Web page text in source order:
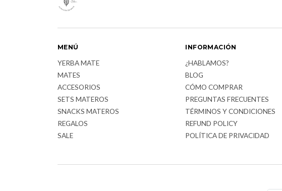
MENÚ
YERBA MATE
MATES
ACCESORIOS
SETS MATEROS
SNACKS MATEROS
REGALOS
SALE
INFORMACIÓN
¿HABLAMOS?
BLOG
CÓMO COMPRAR
PREGUNTAS FRECUENTES
TÉRMINOS Y CONDICIONES
REFUND POLICY
POLÍTICA DE PRIVACIDAD